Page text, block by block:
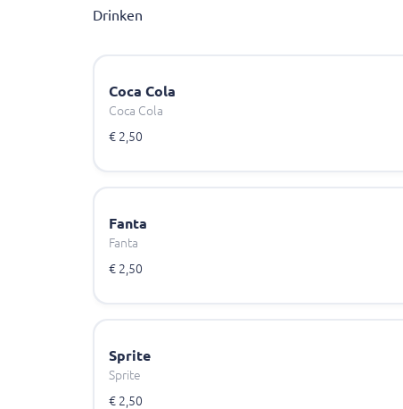
Drinken
Coca Cola
Coca Cola
€ 2,50
Fanta
Fanta
€ 2,50
Sprite
Sprite
€ 2,50